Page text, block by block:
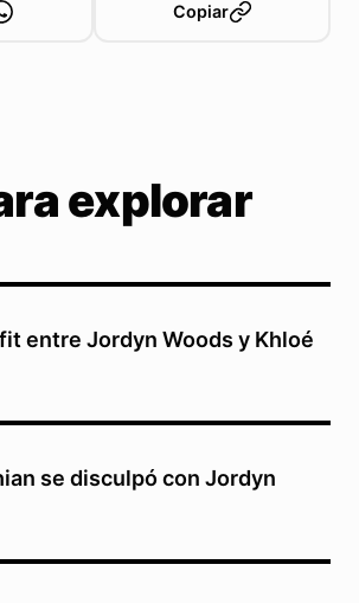
Copiar
explorar
entre Jordyn Woods y Khloé
se disculpó con Jordyn